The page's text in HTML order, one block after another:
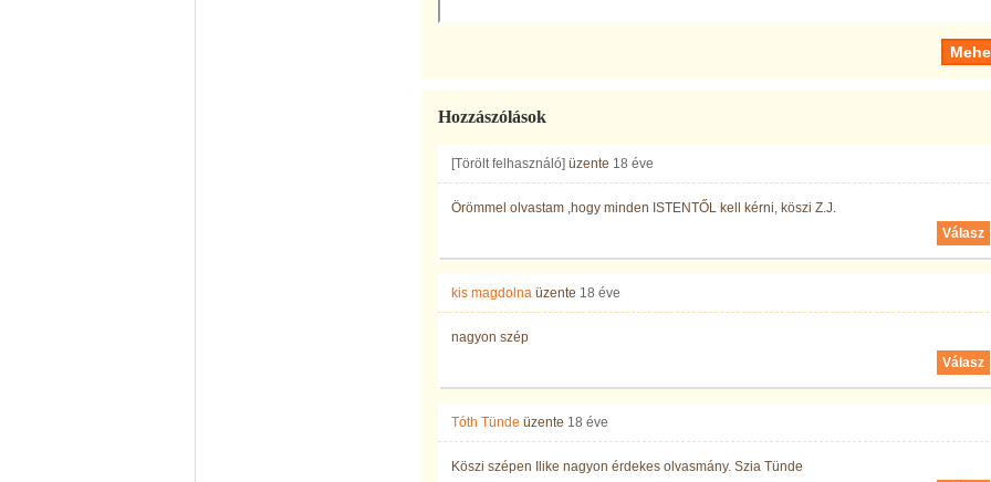
Hozzászólások
[Törölt felhasználó] üzente 18 éve
Örömmel olvastam ,hogy minden ISTENTŐL kell kérni, köszi Z.J.
Válasz
kis magdolna üzente 18 éve
nagyon szép
Válasz
Tóth Tünde üzente 18 éve
Köszi szépen Ilike nagyon érdekes olvasmány. Szia Tünde